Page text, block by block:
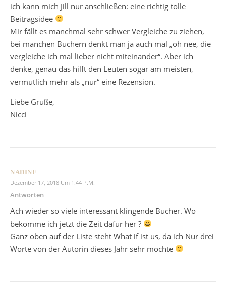
ich kann mich Jill nur anschließen: eine richtig tolle
Beitragsidee
Mir fällt es manchmal sehr schwer Vergleiche zu ziehen,
bei manchen Büchern denkt man ja auch mal „oh nee, die
vergleiche ich mal lieber nicht miteinander“. Aber ich
denke, genau das hilft den Leuten sogar am meisten,
vermutlich mehr als „nur“ eine Rezension.
Liebe Grüße,
Nicci
NADINE
Dezember 17, 2018 Um 1:44 P.m.
Antworten
Ach wieder so viele interessant klingende Bücher. Wo
bekomme ich jetzt die Zeit dafür her ?
Ganz oben auf der Liste steht What if ist us, da ich Nur drei
Worte von der Autorin dieses Jahr sehr mochte